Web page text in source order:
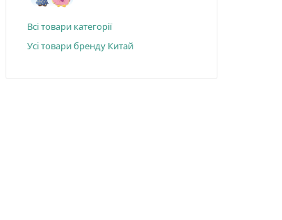
Всі товари категорії
Усі товари бренду Китай